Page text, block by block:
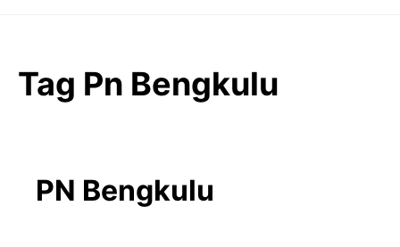
Tag Pn Bengkulu
PN Bengkulu